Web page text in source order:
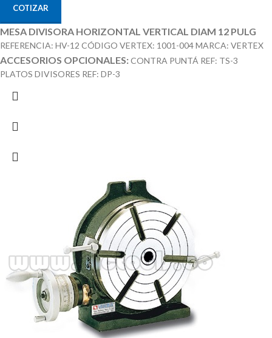
COTIZAR
MESA DIVISORA HORIZONTAL VERTICAL DIAM 12 PULG
REFERENCIA: HV-12 CÓDIGO VERTEX: 1001-004 MARCA: VERTEX
ACCESORIOS OPCIONALES:CONTRA PUNTÁ REF: TS-3
PLATOS DIVISORES REF: DP-3